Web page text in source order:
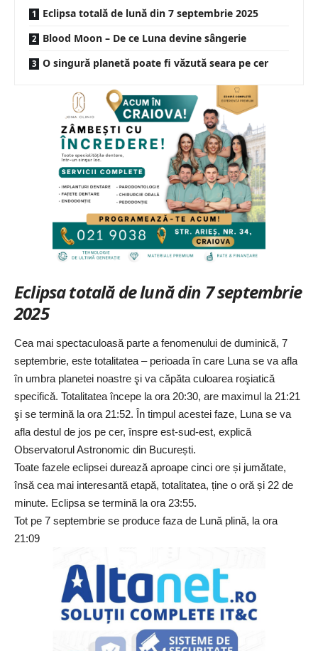
Eclipsa totală de lună din 7 septembrie 2025
Blood Moon – De ce Luna devine sângerie
O singură planetă poate fi văzută seara pe cer
Eclipsa totală de lună din 7 septembrie
2025
Cea mai spectaculoasă parte a fenomenului de duminică, 7
septembrie, este totalitatea – perioada în care Luna se va afla
în umbra planetei noastre şi va căpăta culoarea roşiatică
specifică. Totalitatea începe la ora 20:30, are maximul la 21:21
şi se termină la ora 21:52. În timpul acestei faze, Luna se va
afla destul de jos pe cer, înspre est-sud-est, explică
Observatorul Astronomic din București.
Toate fazele eclipsei durează aproape cinci ore și jumătate,
însă cea mai interesantă etapă, totalitatea, ține o oră și 22 de
minute. Eclipsa se termină la ora 23:55.
Tot pe 7 septembrie se produce faza de Lună plină, la ora
21:09